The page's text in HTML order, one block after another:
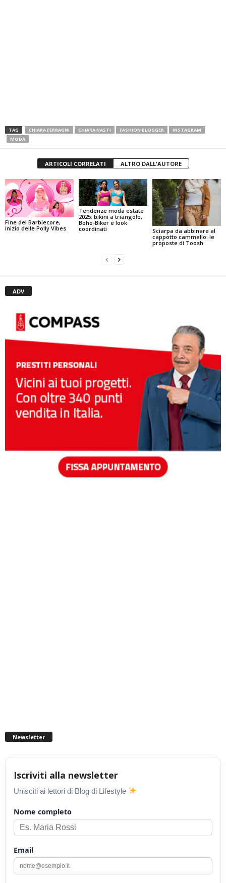
TAG CHIARA FERRAGNI CHIARA NASTI FASHION BLOGGER
INSTAGRAM
MODA
ARTICOLI CORRELATI ALTRO DALL'AUTORE
Fine del Barbiecore,
inizio delle Polly Vibes
Tendenze moda estate
2025: bikini a triangolo,
Boho-Biker e look
coordinati
Sciarpa da abbinare al
cappotto cammello: le
proposte di Toosh
ADV
Newsletter
Iscriviti alla newsletter
Unisciti ai lettori di Blog di Lifestyle
Nome completo
Email